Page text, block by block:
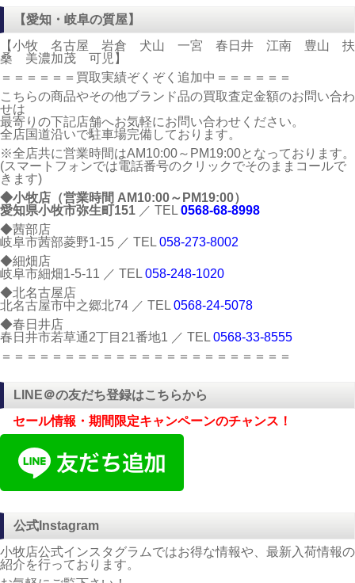
【愛知・岐阜の質屋】
【小牧 名古屋 岩倉 犬山 一宮 春日井 江南 豊山 扶
桑 美濃加茂 可児】
＝＝＝＝＝＝買取実績ぞくぞく追加中＝＝＝＝＝＝
こちらの商品やその他ブランド品の買取査定金額のお問い合わ
せは
最寄りの下記店舗へお気軽にお問い合わせください。
全店国道沿いで駐車場完備しております。
※全店共に営業時間はAM10:00～PM19:00となっております。
(スマートフォンでは電話番号のクリックでそのままコールで
きます)
◆小牧店（営業時間 AM10:00～PM19:00）
愛知県小牧市弥生町151 ／ TEL 0568-68-8998
◆茜部店
岐阜市茜部菱野1-15 ／ TEL 058-273-8002
◆細畑店
岐阜市細畑1-5-11 ／ TEL 058-248-1020
◆北名古屋店
北名古屋市中之郷北74 ／ TEL 0568-24-5078
◆春日井店
春日井市若草通2丁目21番地1 ／ TEL 0568-33-8555
＝＝＝＝＝＝＝＝＝＝＝＝＝＝＝＝＝＝＝＝＝＝＝
LINE＠の友だち登録はこちらから
セール情報・期間限定キャンペーンのチャンス！
公式Instagram
小牧店公式インスタグラムではお得な情報や、最新入荷情報の
紹介を行っております。